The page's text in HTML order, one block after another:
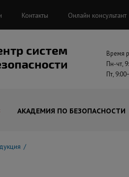
Контакты Онлайн консультант
Время
Пн-чт,
Пт,
АКАДЕМИЯ ПО БЕЗОПАСНОСТИ